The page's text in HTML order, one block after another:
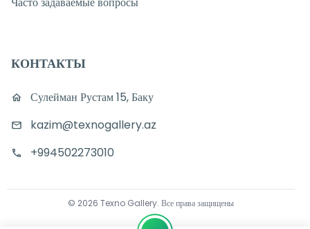
КОНТАКТЫ
Сулейман Рустам 15, Баку
kazim@texnogallery.az
+994502273010
© 2026 Texno Gallery. Все права защищены